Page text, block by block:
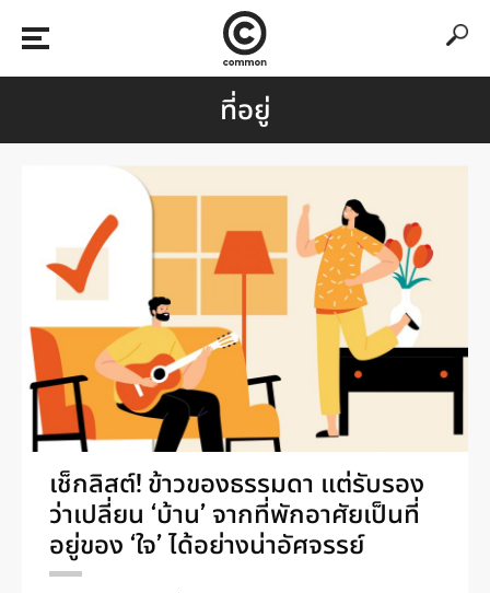
ที่อยู่
เช็กลิสต์! ข้าวของธรรมดา แต่รับรอง
ว่าเปลี่ยน ‘บ้าน’ จากที่พักอาศัยเป็นที่
อยู่ของ ‘ใจ’ ได้อย่างน่าอัศจรรย์